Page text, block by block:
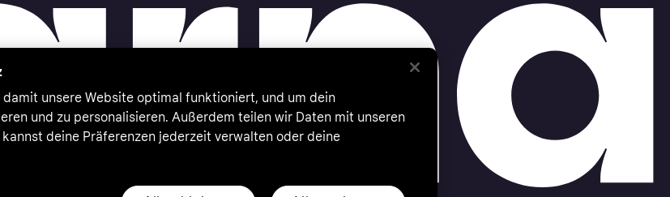
damit unsere Website optimal funktioniert, und um dein
und zu personalisieren. Außerdem teilen wir Daten mit unseren
deine Präferenzen jederzeit verwalten oder deine